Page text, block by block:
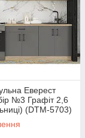
Еверест
№3 Графіт 2,6
(DTM-5703)